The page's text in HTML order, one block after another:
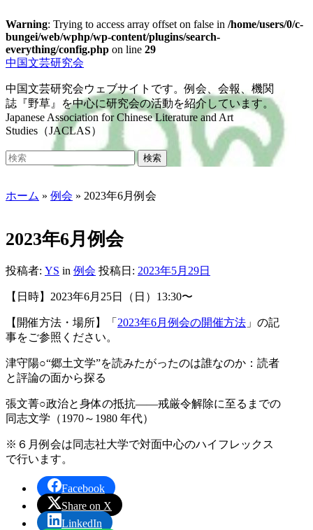
Warning: Trying to access array offset on false in /home/users/0/c-
bungei/web/wphp/wp-content/plugins/search-
everything/config.php on line 29
Skip
main
content
中国文芸研究会
中国文芸研究会ウェブサイトです。例会、会報、機関
誌『野草』を中心に研究会の活動を紹介しています。
Japanese Association for Chinese Literature and Art
Studies（JACLAS）
Toggle
mobile
Search
for:
検索
ホーム » 例会 » 2023年6月例会
2023年6月例会
投稿者: YS in 例会 投稿日: 2023年5月29日
【日時】2023年6月25日（日）13:30〜
【開催方法・場所】「 2023年6月例会の開催方法 」の記
事をご参照ください。
津守陽○“郷土文学”を読みたがったのは誰なのか：読者
と評論の面から探る
張文菁○政治と身体の抵抗――戒厳令解除に至るまでの
同志文学（1970～1980 年代）
※６月例会は同志社大学で対面中心のハイフレックス
で行います。
Facebook
Share on X
LinkedIn